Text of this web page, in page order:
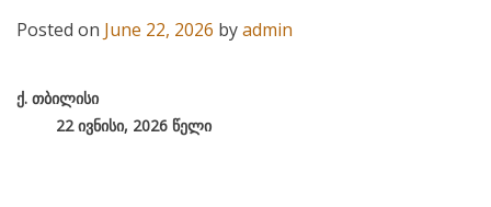
Posted on June 22, 2026 byadmin
ქ. თბილისი
22 ივნისი, 2026 წელი